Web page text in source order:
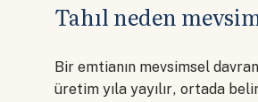
Tahıl neden
Bir emtianın mevsimsel
üretim yıla yayılır, ortada